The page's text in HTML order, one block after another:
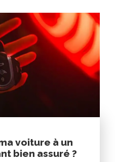
voiture à un
bien assuré ?